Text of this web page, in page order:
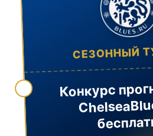
СЕЗОННЫЙ
Конкурс